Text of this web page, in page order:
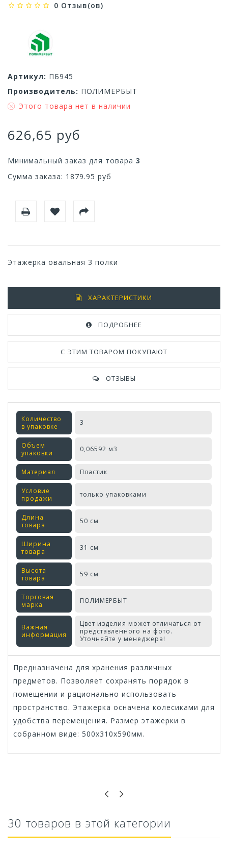
0 Отзыв(ов)
Артикул: ПБ945
Производитель: ПОЛИМЕРБЫТ
Этого товара нет в наличии
626,65 руб
Минимальный заказ для товара 3
Сумма заказа: 1879.95 руб
Этажерка овальная 3 полки
ХАРАКТЕРИСТИКИ
ПОДРОБНЕЕ
С ЭТИМ ТОВАРОМ ПОКУПАЮТ
ОТЗЫВЫ
Количество
в упаковке
3
Объем
упаковки
0,06592 м3
Материал Пластик
Условие
продажи
только упаковками
Длина
товара
50 см
Ширина
товара
31 см
Высота
товара
59 см
Торговая
марка
ПОЛИМЕРБЫТ
Важная
информация
Цвет изделия может отличаться от
представленного на фото.
Уточняйте у менеджера!
Предназначена для хранения различных
предметов. Позволяет сохранять порядок в
помещении и рационально использовать
пространство. Этажерка осначена колесиками для
удобства перемещения. Размер этажерки в
собранном виде: 500х310х590мм.
30 товаров в этой категории